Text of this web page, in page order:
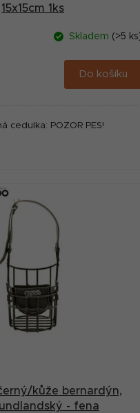
15x15cm 1ks
Skladem (>5
Do košíku
cedulka: POZOR PES!
kůže bernardýn,
- fena